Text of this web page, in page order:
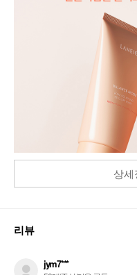
상
리뷰
jym7***